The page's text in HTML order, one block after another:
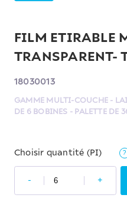
FILM ETIRABLE
TRANSPARENT-
18030013
GAMME MULTI-COUCHE -
DE 6 BOBINES - PALETTE DE
Choisir quantité (PI) ?
- +